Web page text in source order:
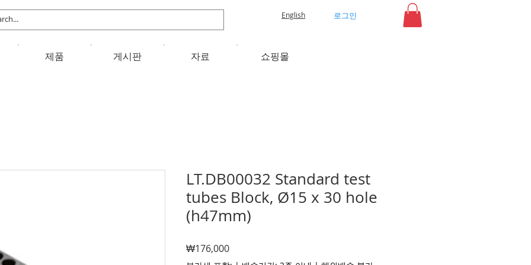
English 로그인
제품 게시판 자료 쇼핑몰
LT.DB00032 Standard test
tubes Block, Ø15 x 30 hole
(h47mm)
₩176,000가
격